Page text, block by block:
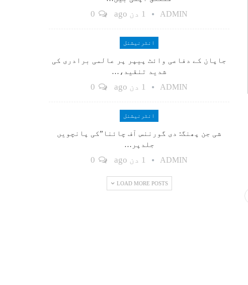
ADMIN 1 دن ago
انٹرنیشنل
جاپان کے دفاعی وائٹ پیپر پر عالمی برادری کی
شدید تنقید،…
ADMIN 1 دن ago
انٹرنیشنل
شی جن پھنگ: دی گورننس آف چائنا”کی پانچویں
جلدپر…
ADMIN 1 دن ago
LOAD MORE POSTS